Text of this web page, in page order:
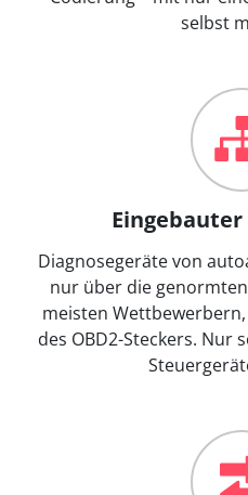
selbst
Diagnosegeräte von
nur über die
meisten
des OBD2-Steckers. Nur